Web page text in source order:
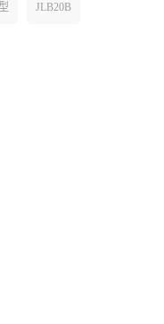
JLB20B